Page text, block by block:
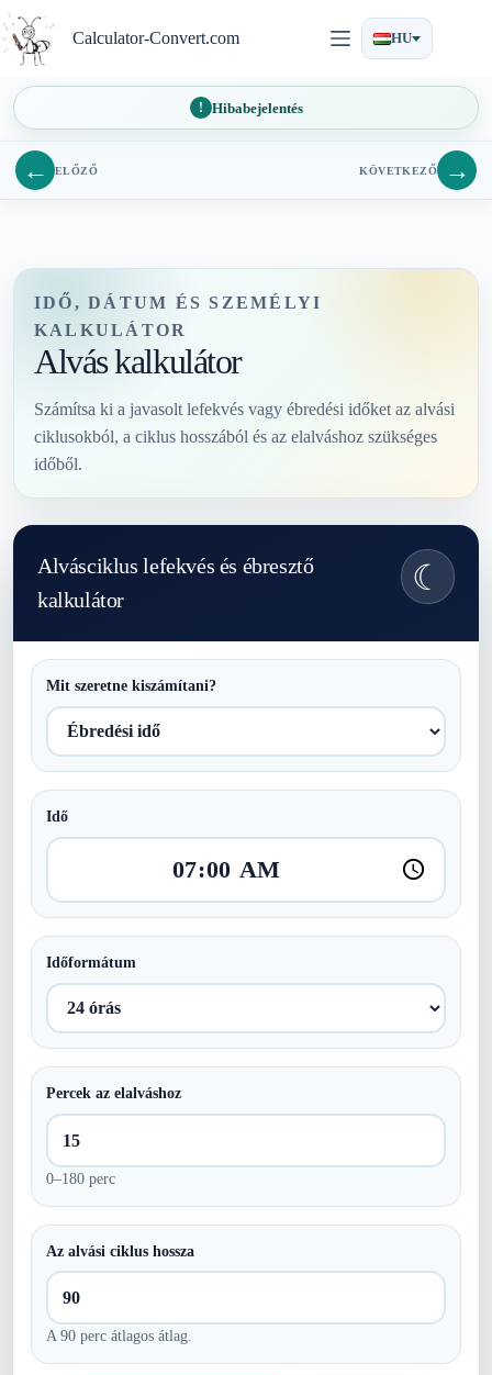
a
tartalomra
Calculator-Convert.com HU
Hibabejelentés
← ELŐZŐ KÖVETKEZŐ →
IDŐ, DÁTUM ÉS SZEMÉLYI
KALKULÁTOR
Alvás kalkulátor
Számítsa ki a javasolt lefekvés vagy ébredési időket az alvási
ciklusokból, a ciklus hosszából és az elalváshoz szükséges
időből.
Alvásciklus lefekvés és ébresztő
kalkulátor
☾
Mit szeretne kiszámítani?
Idő
Időformátum
Percek az elalváshoz
0–180 perc
Az alvási ciklus hossza
A 90 perc átlagos átlag.